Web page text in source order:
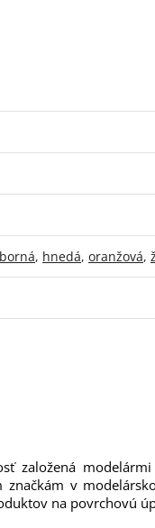
, hnedá, oranžová,
založená
značkám v
na povrchovú